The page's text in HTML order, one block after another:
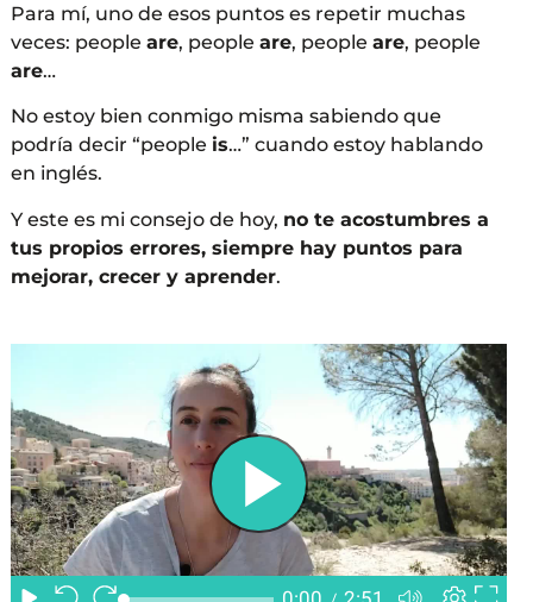
Para mí, uno de esos puntos es repetir muchas
veces: people are, people are, people are, people
are…
No estoy bien conmigo misma sabiendo que
podría decir “people is…” cuando estoy hablando
en inglés.
Y este es mi consejo de hoy, no te acostumbres a
tus propios errores, siempre hay puntos para
mejorar, crecer y aprender.